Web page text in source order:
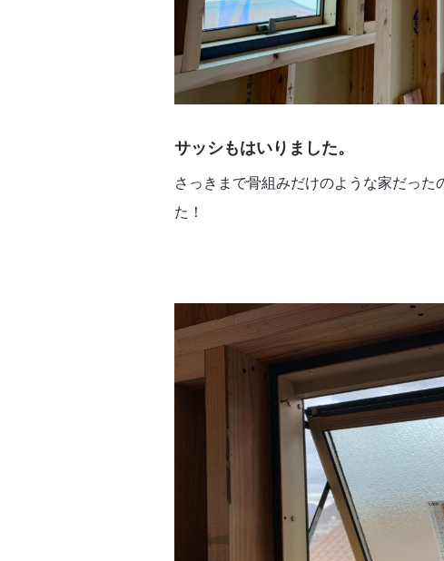
サッシもはいりました。
さっきまで骨組みだけのような家だっ
た！